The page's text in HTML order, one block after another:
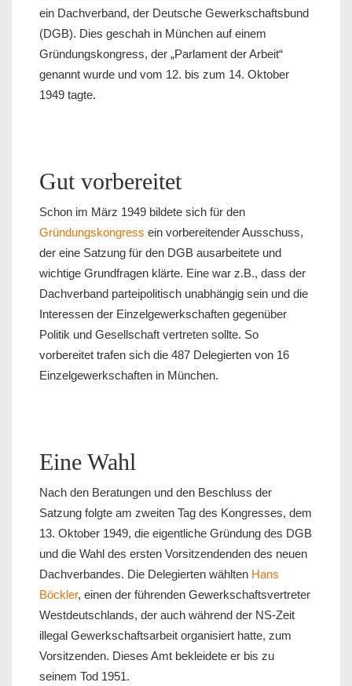
ein Dachverband, der Deutsche Gewerkschaftsbund
(DGB). Dies geschah in München auf einem
Gründungskongress, der „Parlament der Arbeit“
genannt wurde und vom 12. bis zum 14. Oktober
1949 tagte.
Gut vorbereitet
Schon im März 1949 bildete sich für den
Gründungskongress ein vorbereitender Ausschuss,
der eine Satzung für den DGB ausarbeitete und
wichtige Grundfragen klärte. Eine war z.B., dass der
Dachverband parteipolitisch unabhängig sein und die
Interessen der Einzelgewerkschaften gegenüber
Politik und Gesellschaft vertreten sollte. So
vorbereitet trafen sich die 487 Delegierten von 16
Einzelgewerkschaften in München.
Eine Wahl
Nach den Beratungen und den Beschluss der
Satzung folgte am zweiten Tag des Kongresses, dem
13. Oktober 1949, die eigentliche Gründung des DGB
und die Wahl des ersten Vorsitzendenden des neuen
Dachverbandes. Die Delegierten wählten Hans
Böckler, einen der führenden Gewerkschaftsvertreter
Westdeutschlands, der auch während der NS-Zeit
illegal Gewerkschaftsarbeit organisiert hatte, zum
Vorsitzenden. Dieses Amt bekleidete er bis zu
seinem Tod 1951.